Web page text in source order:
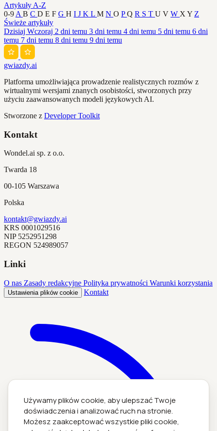
Używamy plików cookie, aby ulepszać Twoje
doświadczenia i analizować ruch na stronie.
Możesz zaakceptować wszystkie pliki cookie,
Artykuły A-Z
0-9 A B C D E F G H I J K L M N O PQ R S T U V W X Y Z
Świeże artykuły
Dzisiaj Wczoraj 2 dni temu 3 dni temu 4 dni temu 5 dni temu 6 dni
temu 7 dni temu 8 dni temu 9 dni temu
gwiazdy.ai
Platforma umożliwiająca prowadzenie realistycznych rozmów z
wirtualnymi wersjami znanych osobistości, stworzonych przy
użyciu zaawansowanych modeli językowych AI.
Stworzone z Developer Toolkit
Kontakt
Wondel.ai sp. z o.o.
Twarda 18
00-105 Warszawa
Polska
kontakt@gwiazdy.ai
KRS 0001029516
NIP 5252951298
REGON 524989057
Linki
O nas Zasady redakcyjne Polityka prywatności Warunki korzystania
Ustawienia plików cookie Kontakt